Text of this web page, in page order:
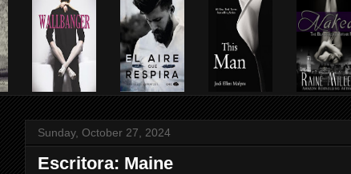
Sunday, October 27, 2024
Escritora: Maine